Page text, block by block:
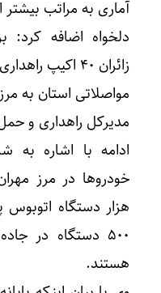
آماری به مراتب بیشتر
دلخواه اضافه
زائران ۴۰
مواصلاتی استان به
مدیرکل راهداری و
ادامه با اشاره به
خودروها در مرز
هزار دستگاه
۵۰۰ دستگاه در
هستند.